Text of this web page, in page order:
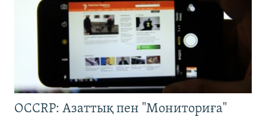
OCCRP: Азаттық пен "Мониториға"